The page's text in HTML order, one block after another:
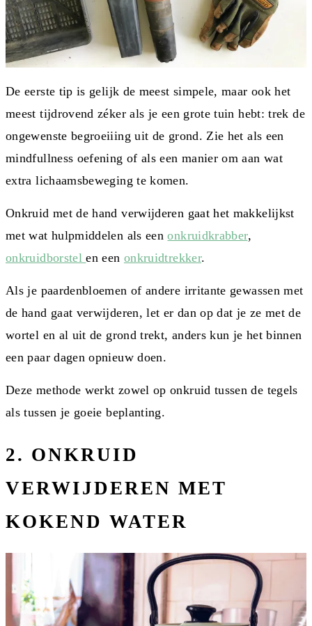
De eerste tip is gelijk de meest simpele, maar ook het
meest tijdrovend zéker als je een grote tuin hebt: trek de
ongewenste begroeiiing uit de grond. Zie het als een
mindfullness oefening of als een manier om aan wat
extra lichaamsbeweging te komen.
Onkruid met de hand verwijderen gaat het makkelijkst
met wat hulpmiddelen als eenonkruidkrabber,
onkruidborstelen een onkruidtrekker.
Als je paardenbloemen of andere irritante gewassen met
de hand gaat verwijderen, let er dan op dat je ze met de
wortel en al uit de grond trekt, anders kun je het binnen
een paar dagen opnieuw doen.
Deze methode werkt zowel op onkruid tussen de tegels
als tussen je goeie beplanting.
2. ONKRUID
VERWIJDEREN MET
KOKEND WATER